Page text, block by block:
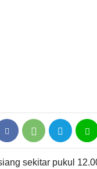
sekitar pukul